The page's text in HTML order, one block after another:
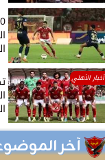
أخبار الأهلي
آخر